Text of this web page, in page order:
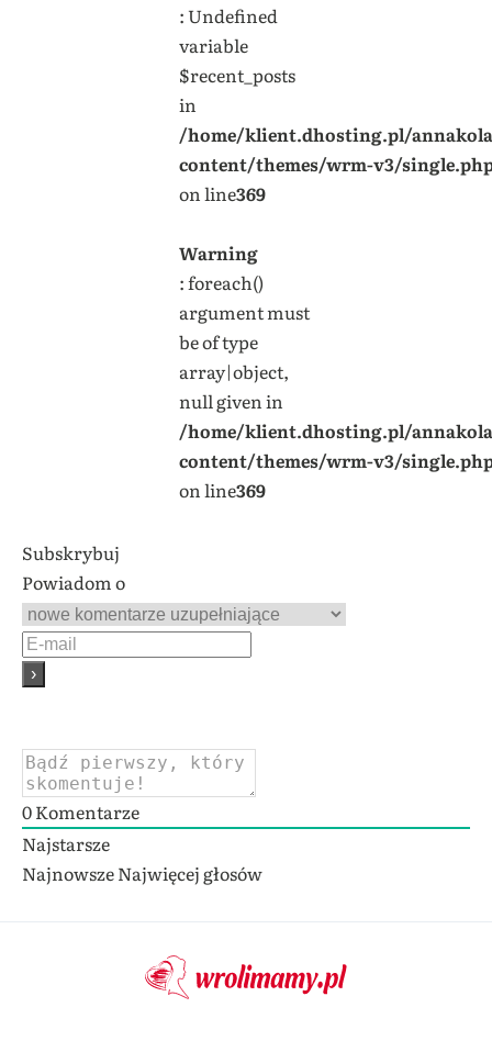
: Undefined
variable
$recent_posts
in
/home/klient.dhosting.pl/
content/themes/wrm-v3/
on line369
Warning
: foreach()
argument must
be of type
array|object,
null given in
/home/klient.dhosting.pl/
content/themes/wrm-v3/
on line369
Subskrybuj
Powiadom o
0Komentarze
Najstarsze
NajnowszeNajwięcej głosów